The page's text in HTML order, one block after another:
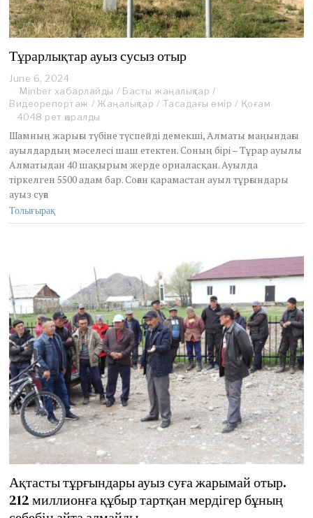
Тұрарлықтар ауыз сусыз отыр
June 6, 2024
e
c
e
b
e
r
2
Minber хабарлайды / Басты жаңалықтар /
Видеорепортаж / Жаңалықтар / Тасадағы өмір / Қоғам
4048 рет қаралды
Шамның жарығы түбіне түспейді демекші, Алматы маңындағы
ауылдардың мәселесі шаш етектен. Соның бірі – Тұрар ауылы
Алматыдан 40 шақырым жерде орналасқан. Ауылда
тіркелген 5500 адам бар. Соған қарамастан ауыл тұрғындары
ауыз суға
Толығырақ
Ақтасты тұрғындары ауыз суға жарымай отыр.
212 миллионға құбыр тартқан мердігер бұның